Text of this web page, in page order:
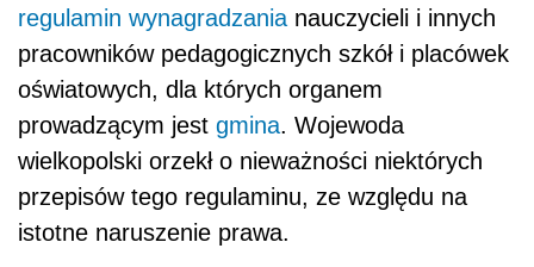
regulamin wynagradzania nauczycieli i innych
pracowników pedagogicznych szkół i placówek
oświatowych, dla których organem
prowadzącym jest gmina. Wojewoda
wielkopolski orzekł o nieważności niektórych
przepisów tego regulaminu, ze względu na
istotne naruszenie prawa.